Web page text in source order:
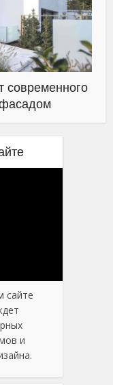
современного
сайте
и